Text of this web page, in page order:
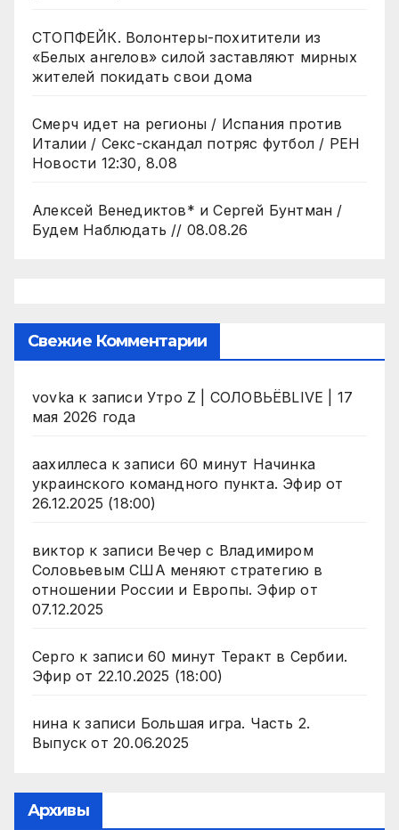
СТОПФЕЙК. Волонтеры-похитители из
«Белых ангелов» силой заставляют мирных
жителей покидать свои дома
Смерч идет на регионы / Испания против
Италии / Секс-скандал потряс футбол / РЕН
Новости 12:30, 8.08
Алексей Венедиктов* и Сергей Бунтман /
Будем Наблюдать // 08.08.26
Свежие Комментарии
vovka к записи Утро Z | СОЛОВЬЁВLIVE | 17
мая 2026 года
аахиллесак записи 60 минут Начинка
украинского командного пункта. Эфир от
26.12.2025 (18:00)
виктор к записи Вечер с Владимиром
Соловьевым США меняют стратегию в
отношении России и Европы. Эфир от
07.12.2025
Серго к записи 60 минут Теракт в Сербии.
Эфир от 22.10.2025 (18:00)
нинак записи Большая игра. Часть 2.
Выпуск от 20.06.2025
Архивы